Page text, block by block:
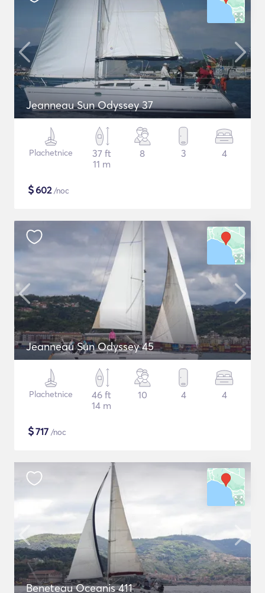
Jeanneau Sun Odyssey 37
Plachetnice
37 ft
11 m
8 3 4
$602/noc
Jeanneau Sun Odyssey 45
Plachetnice
46 ft
14 m
10 4 4
$717 /noc
Beneteau Oceanis 411